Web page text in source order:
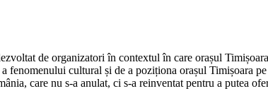
de organizatori în contextul în care orașul
cultural și de a poziționa orașul Timișoara
care nu s-a anulat, ci s-a reinventat pentru a putea